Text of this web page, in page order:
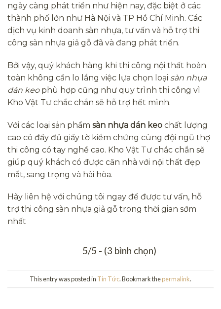
ngày càng phát triển như hiện nay, đặc biệt ở các
thành phố lớn như Hà Nội và TP Hồ Chí Minh. Các
dịch vụ kinh doanh sàn nhựa, tư vấn và hỗ trợ thi
công sàn nhựa giả gỗ đã và đang phát triển.
Bởi vậy, quý khách hàng khi thi công nội thất hoàn
toàn không cần lo lắng việc lựa chọn loại sàn nhựa
dán keophù hợp cũng như quy trình thi công vì
Kho Vật Tư chắc chắn sẽ hỗ trợ hết mình.
Với các loại sản phẩm sàn nhựa dán keo chất lượng
cao có đầy đủ giấy tờ kiểm chứng cùng đội ngũ thợ
thi công có tay nghề cao. Kho Vật Tư chắc chắn sẽ
giúp quý khách có được căn nhà với nội thất đẹp
mắt, sang trọng và hài hòa.
Hãy liên hệ với chúng tôi ngay để được tư vấn, hỗ
trợ thi công sàn nhựa giả gỗ trong thời gian sớm
nhất
5/5 - (3 bình chọn)
This entry was posted in Tin Tức. Bookmark thepermalink.